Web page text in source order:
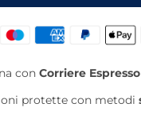
con Corriere Espresso
protette con metodi